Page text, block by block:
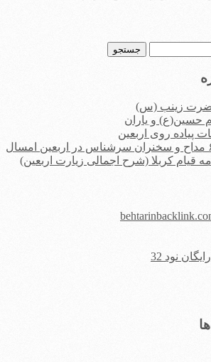
زینب (س)
حسین(ع) و یاران
پیاده روی اربعین
قیام کربلا (شرح اجمالی زیارت اربعین)
نود 32